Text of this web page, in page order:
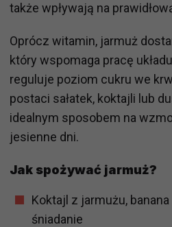
także wpływają na
Oprócz witamin, jarmuż
który wspomaga pracę
reguluje poziom cukru we
postaci sałatek, koktajli lub
idealnym sposobem na
jesienne dni.
Jak spożywać jarmuż?
Koktajl z jarmużu, banana
śniadanie